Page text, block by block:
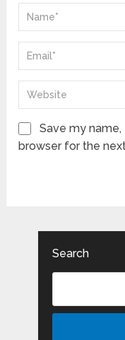
Save my name,
browser for the
Search